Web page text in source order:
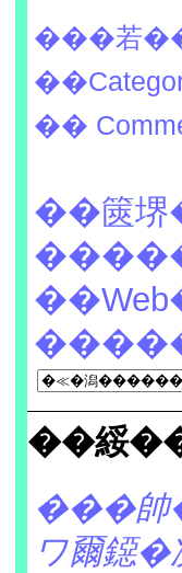
���若
��
��篋
��綏
���
ワ爾鐚